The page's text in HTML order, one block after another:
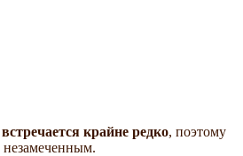
крайне редко, поэтому
незамеченным.